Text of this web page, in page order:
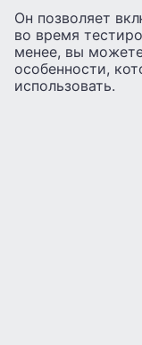
Он позволяет
во время
менее, вы
особенности,
использовать.